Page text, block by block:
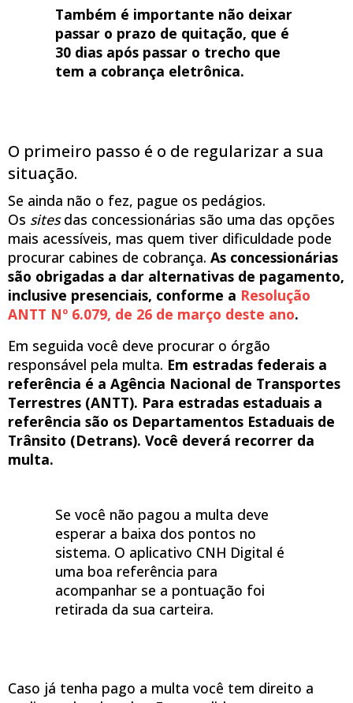
Também é importante não deixar
passar o prazo de quitação, que é
30 dias após passar o trecho que
tem a cobrança eletrônica.
O primeiro passo é o de regularizar a sua
situação.
Se ainda não o fez, pague os pedágios.
Os sitesdas concessionárias são uma das opções
mais acessíveis, mas quem tiver dificuldade pode
procurar cabines de cobrança. As concessionárias
são obrigadas a dar alternativas de pagamento,
inclusive presenciais, conforme a Resolução
ANTT Nº 6.079, de 26 de março deste ano.
Em seguida você deve procurar o órgão
responsável pela multa. Em estradas federais a
referência é a Agência Nacional de Transportes
Terrestres (ANTT). Para estradas estaduais a
referência são os Departamentos Estaduais de
Trânsito (Detrans). Você deverá recorrer da
multa.
Se você não pagou a multa deve
esperar a baixa dos pontos no
sistema. O aplicativo CNH Digital é
uma boa referência para
acompanhar se a pontuação foi
retirada da sua carteira.
Caso já tenha pago a multa você tem direito a